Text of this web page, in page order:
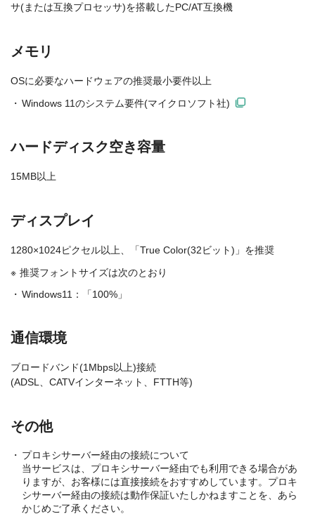
サ(または互換プロセッサ)を搭載したPC/AT互換機
メモリ
OSに必要なハードウェアの推奨最小要件以上
Windows 11のシステム要件(マイクロソフト社)
ハードディスク空き容量
15MB以上
ディスプレイ
1280×1024ピクセル以上、「True Color(32ビット)」を推奨
推奨フォントサイズは次のとおり
Windows11：「100%」
通信環境
ブロードバンド(1Mbps以上)接続
(ADSL、CATVインターネット、FTTH等)
その他
プロキシサーバー経由の接続について
当サービスは、プロキシサーバー経由でも利用できる場合があ
りますが、お客様には直接接続をおすすめしています。プロキ
シサーバー経由の接続は動作保証いたしかねますことを、あら
かじめご了承ください。